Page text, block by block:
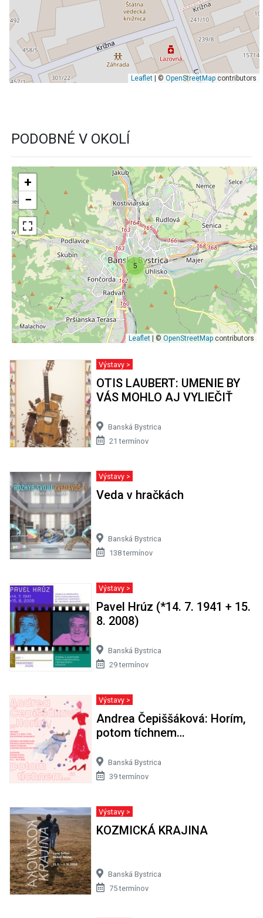
Leaflet| © OpenStreetMapcontributors
PODOBNÉ V OKOLÍ
5
+
−
Leaflet | © OpenStreetMap contributors
Výstavy >
OTIS LAUBERT: UMENIE BY
VÁS MOHLO AJ VYLIEČIŤ
Banská Bystrica
21 termínov
Výstavy >
Veda v hračkách
Banská Bystrica
138 termínov
Výstavy >
Pavel Hrúz (*14. 7. 1941 + 15.
8. 2008)
Banská Bystrica
29 termínov
Výstavy >
Andrea Čepiššáková: Horím,
potom tíchnem…
Banská Bystrica
39 termínov
Výstavy >
KOZMICKÁ KRAJINA
Banská Bystrica
75 termínov